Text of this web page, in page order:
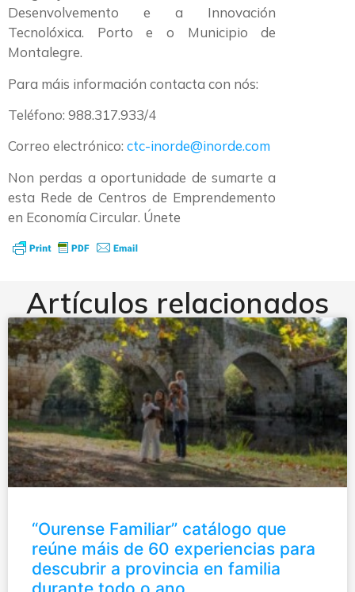
Desenvolvemento e a Innovación
Tecnolóxica. Porto e o Municipio de
Montalegre.
Para máis información contacta con nós:
Teléfono: 988.317.933/4
Correo electrónico: ctc-inorde@inorde.com
Non perdas a oportunidade de sumarte a
esta Rede de Centros de Emprendemento
en Economía Circular. Únete
Artículos relacionados
“Ourense Familiar” catálogo que
reúne máis de 60 experiencias para
descubrir a provincia en familia